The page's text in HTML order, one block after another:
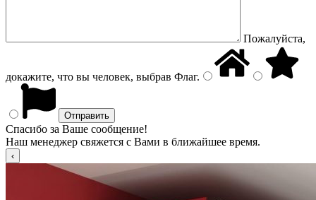
Пожалуйста,
докажите, что вы человек, выбрав Флаг.
Спасибо за Ваше сообщение!
Наш менеджер свяжется с Вами в ближайшее время.